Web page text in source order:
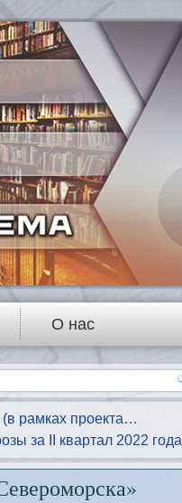
О нас
рамках проекта…
за II квартал 2022 года